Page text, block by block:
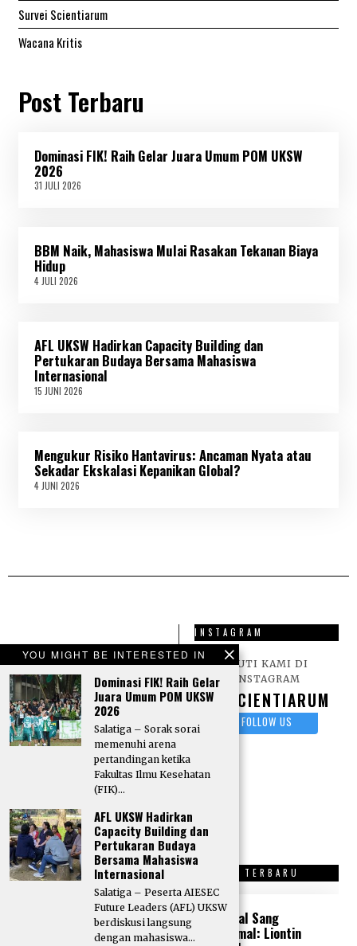
Survei Scientiarum
Wacana Kritis
Post Terbaru
Dominasi FIK! Raih Gelar Juara Umum POM UKSW
2026
31 JULI 2026
I
BBM Naik, Mahasiswa Mulai Rasakan Tekanan Biaya
Hidup
4 JULI 2026
2
0
2
6
AFL UKSW Hadirkan Capacity Building dan
Pertukaran Budaya Bersama Mahasiswa
Internasional
15 JUNI 2026
I
2
0
Mengukur Risiko Hantavirus: Ancaman Nyata atau
Sekadar Ekskalasi Kepanikan Global?
4 JUNI 2026
2
YOU MIGHT BE INTERESTED IN
Dominasi FIK! Raih Gelar
Juara Umum POM UKSW
2026
Salatiga – Sorak sorai
memenuhi arena
pertandingan ketika
Fakultas Ilmu Kesehatan
(FIK)…
AFL UKSW Hadirkan
Capacity Building dan
Pertukaran Budaya
Bersama Mahasiswa
Internasional
Salatiga – Peserta AIESEC
Future Leaders (AFL) UKSW
berdiskusi langsung
dengan mahasiswa…
Ingin menjadi
Kontributor
Scientiarum? Kirim
karya tulis berupa
Artikel, Opini, Puisi,
dan Sastra lainnya
melalui surel:
Redaksi Scientiarum
INSTAGRAM
IKUTI KAMI DI
INSTAGRAM
SCIENTIARUM
FOLLOW US
OPINI TERBARU
“Tone Deaf” di
Tengah Krisis
SASTRA TERBARU
Kristal Sang
Peramal: Liontin